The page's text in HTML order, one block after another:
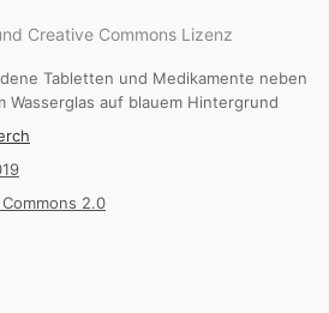
Creative Commons Lizenz
Tabletten und Medikamente neben
Wasserglas auf blauem Hintergrund
2.0